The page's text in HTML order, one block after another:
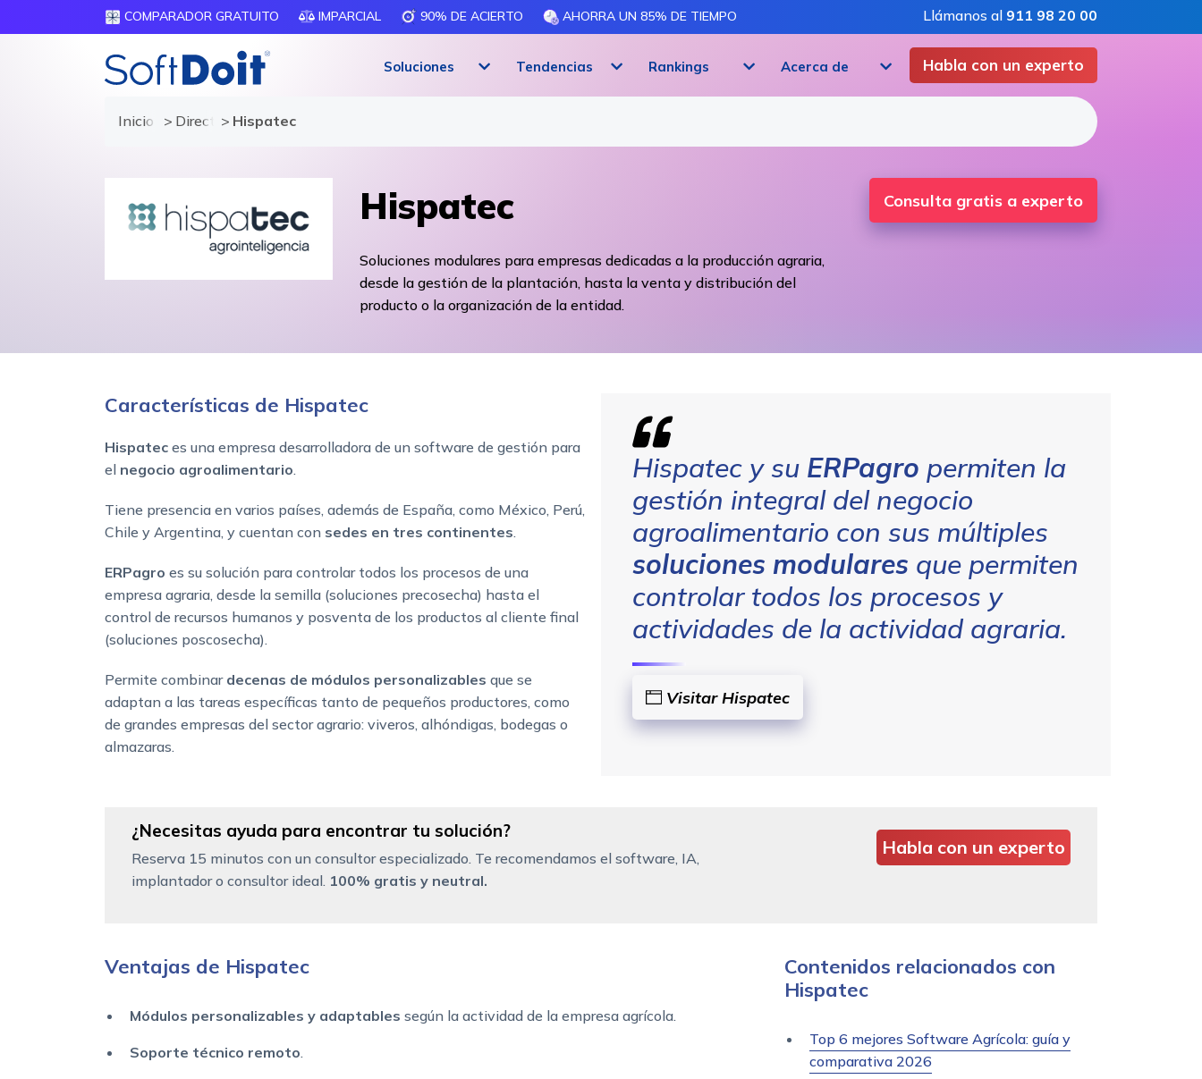
COMPARADOR GRATUITO IMPARCIAL 90% DE ACIERTO AHORRA UN 85% DE TIEMPO Llámanos al 911 98 20 00
Habla con un experto
Soluciones Tendencias Rankings Acerca de
Inicio Directorio de proveedores
Hispatec
Hispatec
Soluciones modulares para empresas dedicadas a la producción agraria,
desde la gestión de la plantación, hasta la venta y distribución del
producto o la organización de la entidad.
Consulta gratis a experto
Características de Hispatec
Hispatec es una empresa desarrolladora de un software de gestión para
el negocio agroalimentario.
Tiene presencia en varios países, además de España, como México, Perú,
Chile y Argentina, y cuentan con sedes en tres continentes.
ERPagro es su solución para controlar todos los procesos de una
empresa agraria, desde la semilla (soluciones precosecha) hasta el
control de recursos humanos y posventa de los productos al cliente final
(soluciones poscosecha).
Permite combinar decenas de módulos personalizables que se
adaptan a las tareas específicas tanto de pequeños productores, como
de grandes empresas del sector agrario: viveros, alhóndigas, bodegas o
almazaras.
Hispatec y su ERPagro permiten la
gestión integral del negocio
agroalimentario con sus múltiples
soluciones modulares que permiten
controlar todos los procesos y
actividades de la actividad agraria.
Visitar Hispatec
¿Necesitas ayuda para encontrar tu solución?
Reserva 15 minutos con un consultor especializado. Te recomendamos el software, IA,
implantador o consultor ideal. 100% gratis y neutral.
Habla con un experto
Ventajas de Hispatec
Módulos personalizables y adaptables según la actividad de la empresa agrícola.
Soporte técnico remoto.
Contenidos relacionados con
Hispatec
Top 6 mejores Software Agrícola: guía y
comparativa 2026